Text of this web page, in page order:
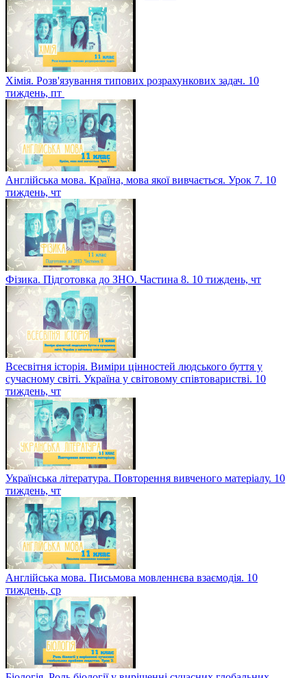
Хімія. Розв'язування типових розрахункових задач. 10
тиждень, пт
Англійська мова. Країна, мова якої вивчається. Урок 7. 10
тиждень, чт
Фізика. Підготовка до ЗНО. Частина 8. 10 тиждень, чт
Всесвітня історія. Виміри цінностей людського буття у
сучасному світі. Україна у світовому співтоваристві. 10
тиждень, чт
Українська література. Повторення вивченого матеріалу. 10
тиждень, чт
Англійська мова. Письмова мовленнєва взаємодія. 10
тиждень, ср